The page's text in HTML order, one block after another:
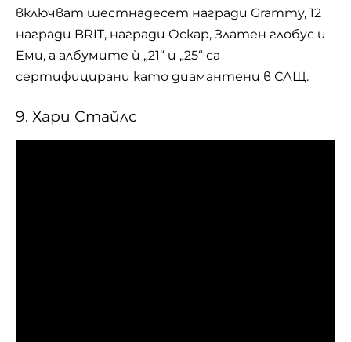
включват шестнадесет награди Grammy, 12
награди BRIT, награди Оскар, Златен глобус и
Еми, а албумите ѝ „21“ и „25“ са
сертифицирани като диамантени в САЩ.
9. Хари Стайлс